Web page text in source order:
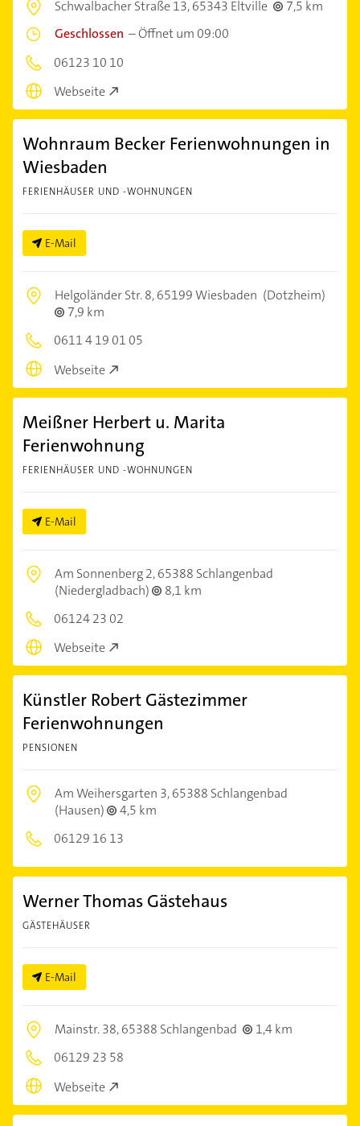
Schwalbacher Straße 13,65343 Eltville
7,5 km
Geschlossen –Öffnet um 09:00
06123 10 10
Webseite
Wohnraum Becker Ferienwohnungen in
Wiesbaden
FERIENHÄUSER UND -WOHNUNGEN
E-Mail
Helgoländer Str. 8,65199 Wiesbaden (Dotzheim)
7,9 km
0611 4 19 01 05
Webseite
Meißner Herbert u. Marita
Ferienwohnung
FERIENHÄUSER UND -WOHNUNGEN
E-Mail
Am Sonnenberg 2,65388 Schlangenbad
(Niedergladbach)
8,1 km
06124 23 02
Webseite
Künstler Robert Gästezimmer
Ferienwohnungen
PENSIONEN
Am Weihersgarten 3,65388 Schlangenbad
(Hausen)
4,5 km
06129 16 13
Werner Thomas Gästehaus
GÄSTEHÄUSER
E-Mail
Mainstr. 38,65388 Schlangenbad
1,4 km
06129 23 58
Webseite